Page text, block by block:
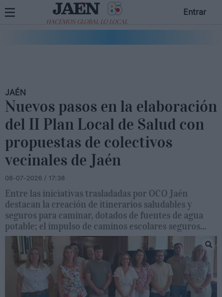
HACEMOS GLOBAL LO LOCAL
Entrar
JAÉN
Nuevos pasos en la elaboración
del II Plan Local de Salud con
propuestas de colectivos
vecinales de Jaén
08-07-2026 / 17:38
Entre las iniciativas trasladadas por OCO Jaén
destacan la creación de itinerarios saludables y
seguros para caminar, dotados de fuentes de agua
potable; el impulso de caminos escolares seguros...